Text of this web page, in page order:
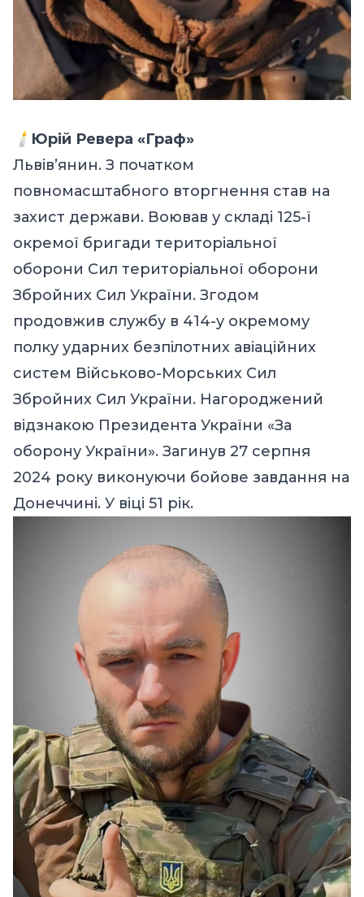
🕯️ Юрій Ревера «Граф»
Львів’янин. З початком
повномасштабного вторгнення став на
захист держави. Воював у складі 125-ї
окремої бригади територіальної
оборони Сил територіальної оборони
Збройних Сил України. Згодом
продовжив службу в 414-у окремому
полку ударних безпілотних авіаційних
систем Військово-Морських Сил
Збройних Сил України. Нагороджений
відзнакою Президента України «За
оборону України». Загинув 27 серпня
2024 року виконуючи бойове завдання на
Донеччині. У віці 51 рік.